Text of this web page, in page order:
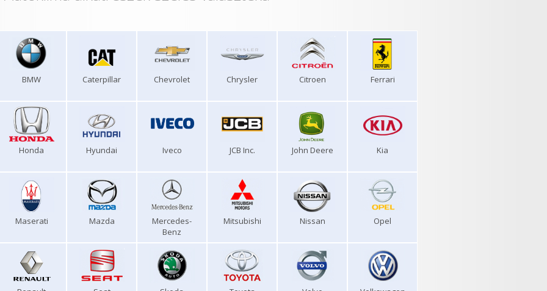
BMW Caterpillar Chevrolet Chrysler Citroen Ferrari
Honda Hyundai Iveco JCB Inc. John Deere Kia
Maserati Mazda
Mercedes-
Benz
Mitsubishi Nissan Opel